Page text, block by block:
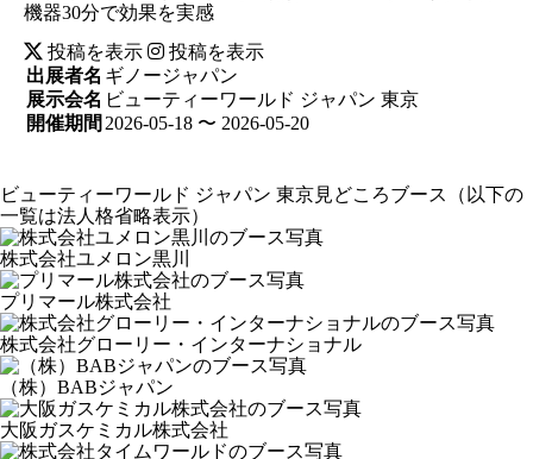
機器30分で効果を実感
投稿を表示
投稿を表示
出展者名 ギノージャパン
展示会名 ビューティーワールド ジャパン 東京
開催期間 2026-05-18 〜 2026-05-20
ビューティーワールド ジャパン 東京見どころブース
（以下の
一覧は法人格省略表示）
株式会社ユメロン黒川
プリマール株式会社
株式会社グローリー・インターナショナル
（株）BABジャパン
大阪ガスケミカル株式会社